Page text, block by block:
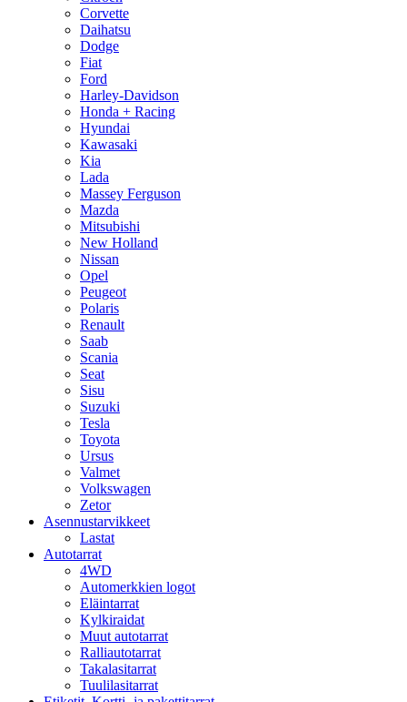
Corvette
Daihatsu
Dodge
Fiat
Ford
Harley-Davidson
Honda + Racing
Hyundai
Kawasaki
Kia
Lada
Massey Ferguson
Mazda
Mitsubishi
New Holland
Nissan
Opel
Peugeot
Polaris
Renault
Saab
Scania
Seat
Sisu
Suzuki
Tesla
Toyota
Ursus
Valmet
Volkswagen
Zetor
Asennustarvikkeet
Lastat
Autotarrat
4WD
Automerkkien logot
Eläintarrat
Kylkiraidat
Muut autotarrat
Ralliautotarrat
Takalasitarrat
Tuulilasitarrat